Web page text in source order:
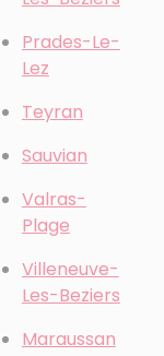
Prades-Le-
Lez
Teyran
Sauvian
Valras-
Plage
Villeneuve-
Les-Beziers
Maraussan